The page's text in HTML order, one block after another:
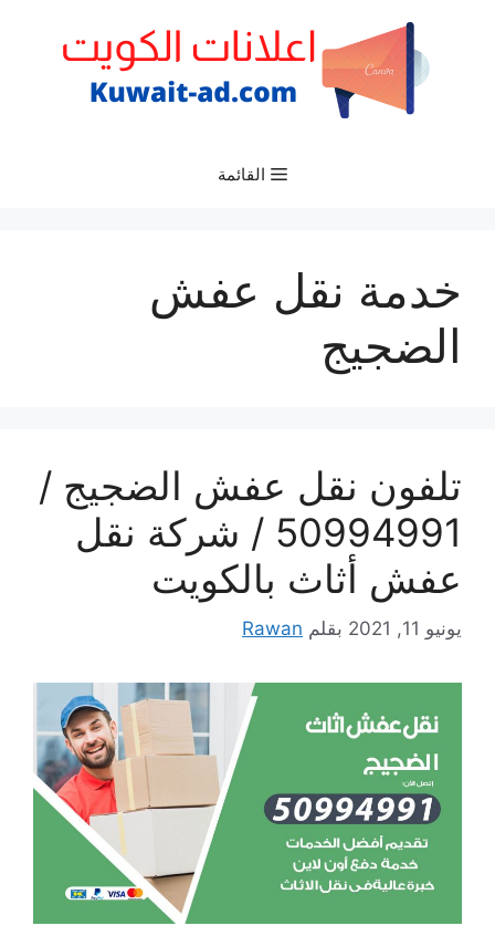
القائمة
خدمة نقل عفش
الضجيج
تلفون نقل عفش الضجيج /
50994991 / شركة نقل
عفش أثاث بالكويت
يونيو 11, 2021 بقلم Rawan